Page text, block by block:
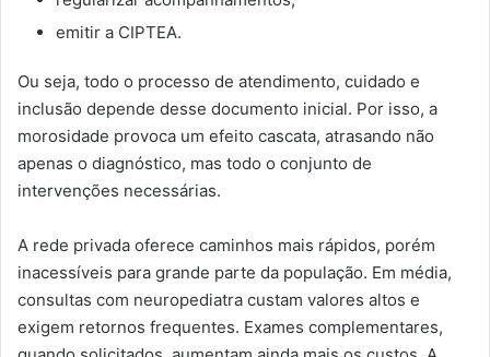
emitir a CIPTEA.
Ou seja, todo o processo de atendimento, cuidado e
inclusão depende desse documento inicial. Por isso, a
morosidade provoca um efeito cascata, atrasando não
apenas o diagnóstico, mas todo o conjunto de
intervenções necessárias.
A rede privada oferece caminhos mais rápidos, porém
inacessíveis para grande parte da população. Em média,
consultas com neuropediatra custam valores altos e
exigem retornos frequentes. Exames complementares,